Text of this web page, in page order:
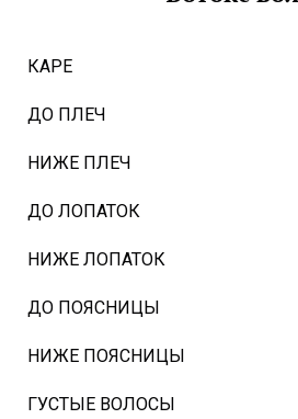
КАРЕ
ДО ПЛЕЧ
НИЖЕ ПЛЕЧ
ДО ЛОПАТОК
НИЖЕ ЛОПАТОК
ДО ПОЯСНИЦЫ
НИЖЕ ПОЯСНИЦЫ
ГУСТЫЕ ВОЛОСЫ